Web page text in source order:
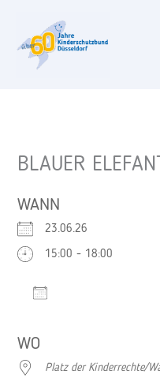
springen
BLAUER
WANN
23.06.26
15:00 - 18:00
WO
Platz der Kinderrechte/